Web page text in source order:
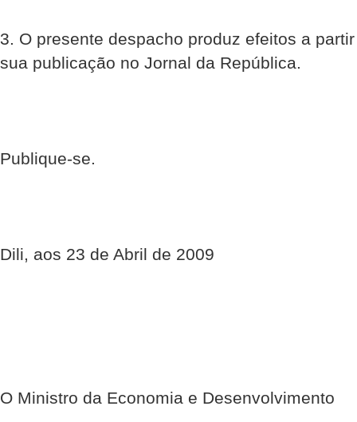
3. O presente despacho produz efeitos a
sua publicação no Jornal da República.
Publique-se.
Dili, aos 23 de Abril de 2009
O Ministro da Economia e Desenvolvimento